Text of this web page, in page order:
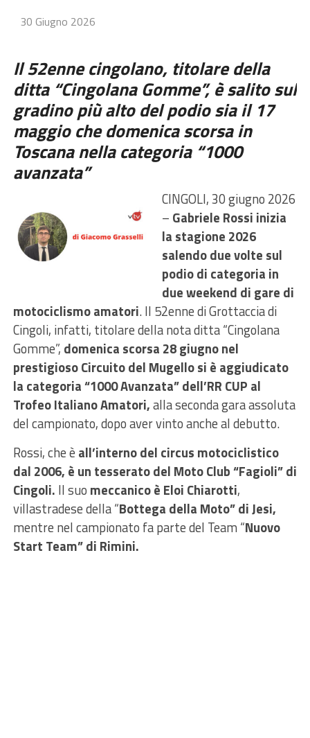
30 Giugno 2026
Il 52enne cingolano, titolare della
ditta “Cingolana Gomme”, è salito sul
gradino più alto del podio sia il 17
maggio che domenica scorsa in
Toscana nella categoria “1000
avanzata”
CINGOLI, 30 giugno 2026
– Gabriele Rossi inizia
la stagione 2026
salendo due volte sul
podio di categoria in
due weekend di gare di
motociclismo amatori. Il 52enne di Grottaccia di
Cingoli, infatti, titolare della nota ditta “Cingolana
Gomme”, domenica scorsa 28 giugno nel
prestigioso Circuito del Mugello si è aggiudicato
la categoria “1000 Avanzata” dell’RR CUP al
Trofeo Italiano Amatori,alla seconda gara assoluta
del campionato, dopo aver vinto anche al debutto.
Rossi, che è all’interno del circus motociclistico
dal 2006, è un tesserato del Moto Club “Fagioli” di
Cingoli. Il suo meccanico è Eloi Chiarotti,
villastradese della “Bottega della Moto” di Jesi,
mentre nel campionato fa parte del Team “Nuovo
Start Team” di Rimini.